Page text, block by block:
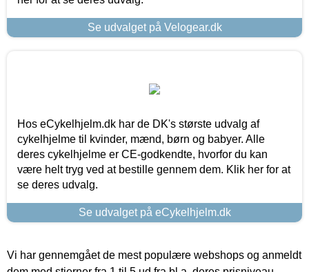
Se udvalget på Velogear.dk
Hos eCykelhjelm.dk har de DK's største udvalg af
cykelhjelme til kvinder, mænd, børn og babyer. Alle
deres cykelhjelme er CE-godkendte, hvorfor du kan
være helt tryg ved at bestille gennem dem. Klik her for at
se deres udvalg.
Se udvalget på eCykelhjelm.dk
Vi har gennemgået de mest populære webshops og anmeldt